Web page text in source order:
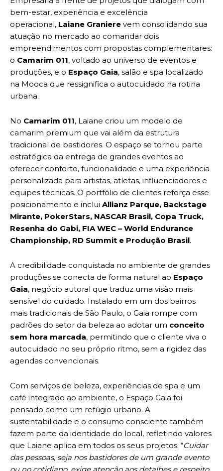
bem-estar, experiência e excelência
operacional, Laiane Graniere vem consolidando sua
atuação no mercado ao comandar dois
empreendimentos com propostas complementares:
o Camarim 011, voltado ao universo de eventos e
produções, e o Espaço Gaia, salão e spa localizado
na Mooca que ressignifica o autocuidado na rotina
urbana.
No Camarim 011, Laiane criou um modelo de
camarim premium que vai além da estrutura
tradicional de bastidores. O espaço se tornou parte
estratégica da entrega de grandes eventos ao
oferecer conforto, funcionalidade e uma experiência
personalizada para artistas, atletas, influenciadores e
equipes técnicas. O portfólio de clientes reforça esse
posicionamento e inclui Allianz Parque, Backstage
Mirante, PokerStars, NASCAR Brasil, Copa Truck,
Resenha do Gabi, FIA WEC – World Endurance
Championship, RD Summit e Produção Brasil.
A credibilidade conquistada no ambiente de grandes
produções se conecta de forma natural ao Espaço
Gaia, negócio autoral que traduz uma visão mais
sensível do cuidado. Instalado em um dos bairros
mais tradicionais de São Paulo, o Gaia rompe com
padrões do setor da beleza ao adotar um conceito
sem hora marcada, permitindo que o cliente viva o
autocuidado no seu próprio ritmo, sem a rigidez das
agendas convencionais.
Com serviços de beleza, experiências de spa e um
café integrado ao ambiente, o Espaço Gaia foi
pensado como um refúgio urbano. A
sustentabilidade e o consumo consciente também
fazem parte da identidade do local, refletindo valores
que Laiane aplica em todos os seus projetos. “Cuidar
das pessoas, seja nos bastidores de um grande evento
ou no cotidiano, exige atenção aos detalhes e respeito